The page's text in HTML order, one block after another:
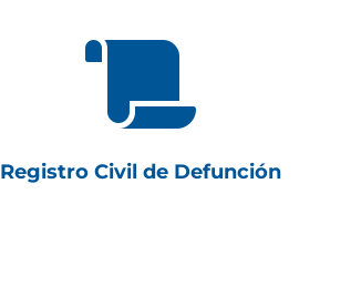

Registro Civil de Defunción